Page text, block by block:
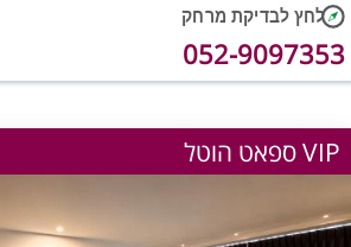
052-9097353
ספאט הוטל VIP